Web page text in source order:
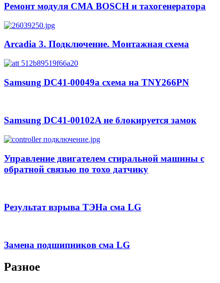
Ремонт модуля СМА BOSCH и тахогенератора
Arcadia 3. Подключение. Монтажная схема
Samsung DC41-00049a схема на TNY266PN
Samsung DC41-00102A не блокируется замок
Управление двигателем стиральной машины с
обратной связью по тохо датчику
Результат взрыва ТЭНа сма LG
Замена подшипников сма LG
Разное